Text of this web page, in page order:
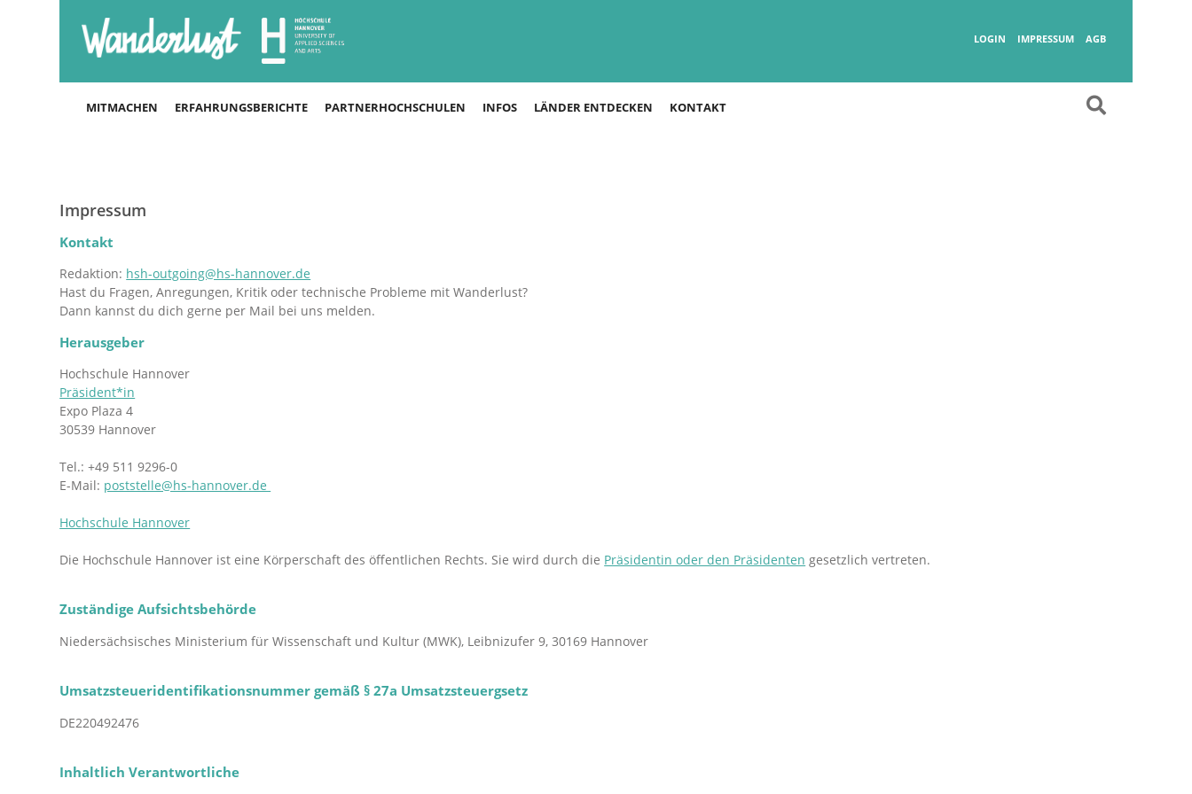
LOGIN IMPRESSUM AGB
MITMACHEN ERFAHRUNGSBERICHTE PARTNERHOCHSCHULEN INFOS LÄNDER ENTDECKEN KONTAKT
Impressum
Kontakt
Redaktion: hsh-outgoing@hs-hannover.de
Hast du Fragen, Anregungen, Kritik oder technische Probleme mit Wanderlust?
Dann kannst du dich gerne per Mail bei uns melden.
Herausgeber
Hochschule Hannover
Präsident*in
Expo Plaza 4
30539 Hannover
Tel.: +49 511 9296-0
E-Mail: poststelle@hs-hannover.de
Hochschule Hannover
Die Hochschule Hannover ist eine Körperschaft des öffentlichen Rechts. Sie wird durch die Präsidentin oder den Präsidenten gesetzlich vertreten.
Zuständige Aufsichtsbehörde
Niedersächsisches Ministerium für Wissenschaft und Kultur (MWK), Leibnizufer 9, 30169 Hannover
Umsatzsteueridentifikationsnummer gemäß § 27a Umsatzsteuergsetz
DE220492476
Inhaltlich Verantwortliche